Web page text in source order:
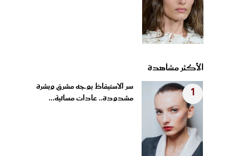
الأكثر مشاهدة
1
سر الاستيقاظ بوجه مشرق وبشرة
مشدودة.. عادات مسائية...